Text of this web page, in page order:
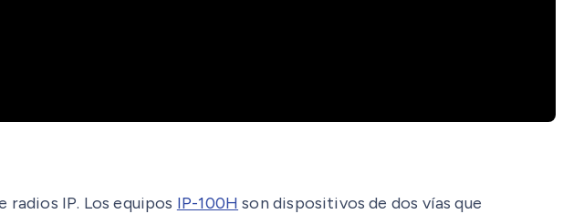
IP. Los equipos IP-100H son dispositivos de dos vías que